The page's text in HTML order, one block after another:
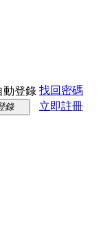
動登錄 找回密碼
錄 立即註冊